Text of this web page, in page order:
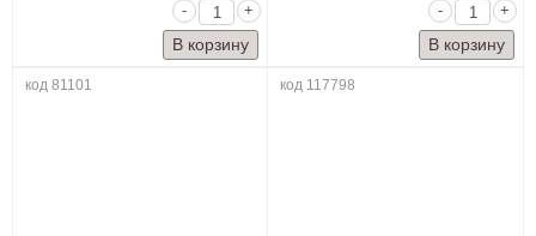
-
+
-
+
код 81101 код 117798